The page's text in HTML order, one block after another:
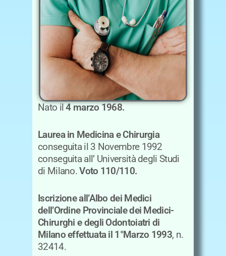
Nato il4 marzo 1968.
Laurea in Medicina e Chirurgia
conseguita il 3 Novembre 1992
conseguita all’ Università degli Studi
di Milano.Voto 110/110.
Iscrizione all’Albo dei Medici
dell’Ordine Provinciale dei Medici-
Chirurghi e degli Odontoiatri di
Milano effettuata il 1°Marzo 1993, n.
32414.